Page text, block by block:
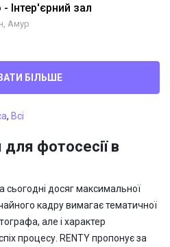
Інтер'єрний зал
Амур
БІЛЬШЕ
, Всі
фотосесії в
досяг максимальної
кадру вимагає тематичної
але і характер
процесу. RENTY пропонує за